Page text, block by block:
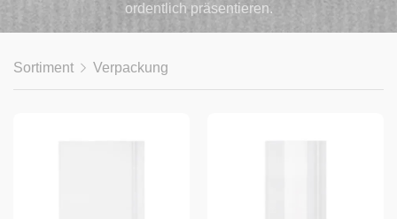
ordentlich präsentieren.
Sortiment Verpackung